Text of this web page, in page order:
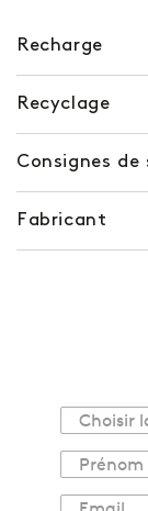
Recharge
Recyclage
Consignes de
Fabricant